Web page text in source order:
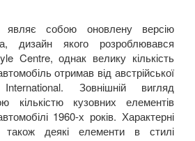
являє собою оновлену версію
дизайн якого розроблювався
Centre, однак велику кількість
отримав від австрійської
Зовнішній вигляд
кількістю кузовних елементів
1960-х років. Характерні
деякі елементи в стилі